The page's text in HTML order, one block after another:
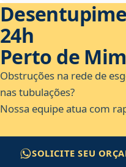
24h
Perto de Mim
Obstruções na rede de
nas tubulações?
Nossa equipe atua com
SOLICITE SEU